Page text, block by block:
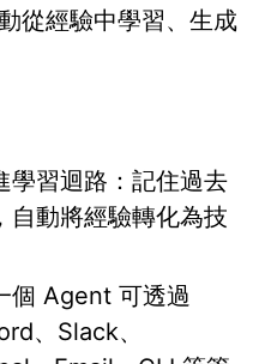
從經驗中學習、生成
學習迴路：記住過去
自動將經驗轉化為技
個 Agent 可透過
、Slack、